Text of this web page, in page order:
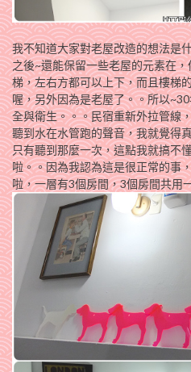
我不知道大家對老屋改造的想法是
之後~還能保留一些老屋的元素在
梯，左右方都可以上下，而且樓梯
喔，另外因為是老屋了。。所以
全與衛生。。。民宿重新外拉管線
聽到水在水管跑的聲音，我就覺得
只有聽到那麼一次，這點我就搞不
啦。。因為我認為這是很正常的事
啦，一層有3個房間，3個房間共用